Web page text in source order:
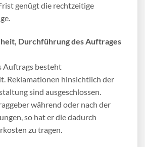
genügt die rechtzeitige
Durchführung des Auftrages
Auftrags besteht
Reklamationen hinsichtlich der
sind ausgeschlossen.
während oder nach der
so hat er die dadurch
zu tragen.